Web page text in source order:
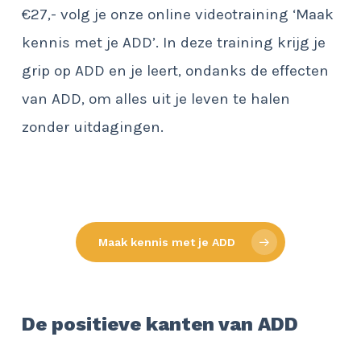
€27,- volg je onze online videotraining ‘Maak
kennis met je ADD’. In deze training krijg je
grip op ADD en je leert, ondanks de effecten
van ADD, om alles uit je leven te halen
zonder uitdagingen.
Maak kennis met je ADD
De positieve kanten van ADD